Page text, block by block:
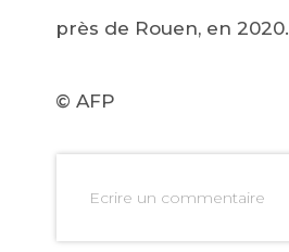
près de Rouen, en 2020.
© AFP
Ecrire un commentaire